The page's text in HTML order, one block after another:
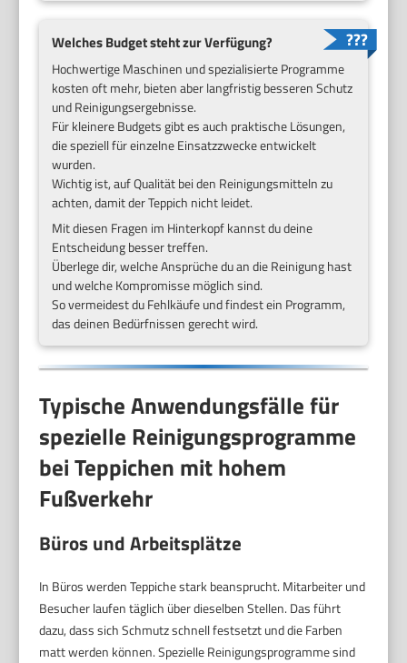
Welches Budget steht zur Verfügung?
Hochwertige Maschinen und spezialisierte Programme
kosten oft mehr, bieten aber langfristig besseren Schutz
und Reinigungsergebnisse.
Für kleinere Budgets gibt es auch praktische Lösungen,
die speziell für einzelne Einsatzzwecke entwickelt
wurden.
Wichtig ist, auf Qualität bei den Reinigungsmitteln zu
achten, damit der Teppich nicht leidet.
Mit diesen Fragen im Hinterkopf kannst du deine
Entscheidung besser treffen.
Überlege dir, welche Ansprüche du an die Reinigung hast
und welche Kompromisse möglich sind.
So vermeidest du Fehlkäufe und findest ein Programm,
das deinen Bedürfnissen gerecht wird.
Typische Anwendungsfälle für
spezielle Reinigungsprogramme
bei Teppichen mit hohem
Fußverkehr
Büros und Arbeitsplätze
In Büros werden Teppiche stark beansprucht. Mitarbeiter und
Besucher laufen täglich über dieselben Stellen. Das führt
dazu, dass sich Schmutz schnell festsetzt und die Farben
matt werden können. Spezielle Reinigungsprogramme sind